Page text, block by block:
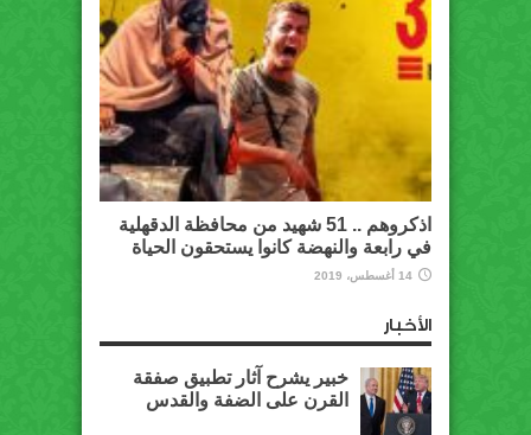
اذكروهم .. 51 شهيد من محافظة الدقهلية
في رابعة والنهضة كانوا يستحقون الحياة
14 أغسطس، 2019
الأخبار
خبير يشرح آثار تطبيق صفقة
القرن على الضفة والقدس